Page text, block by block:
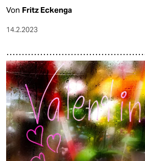
Von Fritz Eckenga
14.2.2023